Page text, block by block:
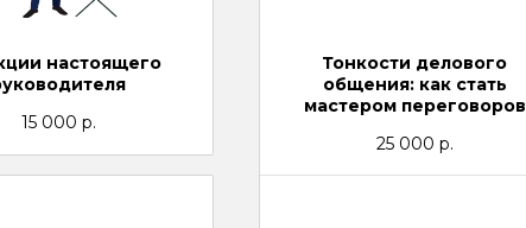
настоящего
15 000 р.
Тонкости делового
общения: как стать
мастером переговоров
25 000 р.